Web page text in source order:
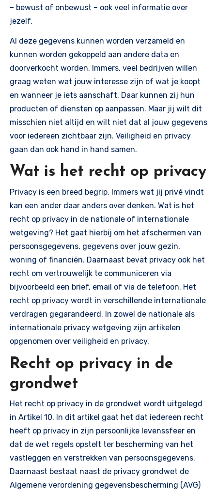
– bewust of onbewust – ook veel informatie over
jezelf.
Al deze gegevens kunnen worden verzameld en
kunnen worden gekoppeld aan andere data en
doorverkocht worden. Immers, veel bedrijven willen
graag weten wat jouw interesse zijn of wat je koopt
en wanneer je iets aanschaft. Daar kunnen zij hun
producten of diensten op aanpassen. Maar jij wilt dit
misschien niet altijd en wilt niet dat al jouw gegevens
voor iedereen zichtbaar zijn. Veiligheid en privacy
gaan dan ook hand in hand samen.
Wat is het recht op privacy
Privacy is een breed begrip. Immers wat jij privé vindt
kan een ander daar anders over denken. Wat is het
recht op privacy in de nationale of internationale
wetgeving? Het gaat hierbij om het afschermen van
persoonsgegevens, gegevens over jouw gezin,
woning of financiën. Daarnaast bevat privacy ook het
recht om vertrouwelijk te communiceren via
bijvoorbeeld een brief, email of via de telefoon. Het
recht op privacy wordt in verschillende internationale
verdragen gegarandeerd. In zowel de nationale als
internationale privacy wetgeving zijn artikelen
opgenomen over veiligheid en privacy.
Recht op privacy in de
grondwet
Het recht op privacy in de grondwet wordt uitgelegd
in Artikel 10. In dit artikel gaat het dat iedereen recht
heeft op privacy in zijn persoonlijke levenssfeer en
dat de wet regels opstelt ter bescherming van het
vastleggen en verstrekken van persoonsgegevens.
Daarnaast bestaat naast de privacy grondwet de
Algemene verordening gegevensbescherming (AVG)